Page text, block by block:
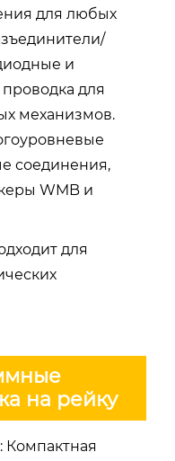
для любых
и
для
механизмов.
соединения,
WMB и
для
на рейку
Компактная